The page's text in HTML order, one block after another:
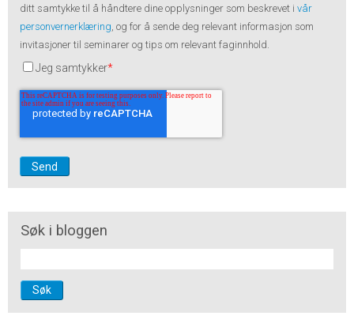
ditt samtykke til å håndtere dine opplysninger som beskrevet i vår
personvernerklæring, og for å sende deg relevant informasjon som
invitasjoner til seminarer og tips om relevant faginnhold.
Jeg samtykker*
Søk i bloggen
Søk